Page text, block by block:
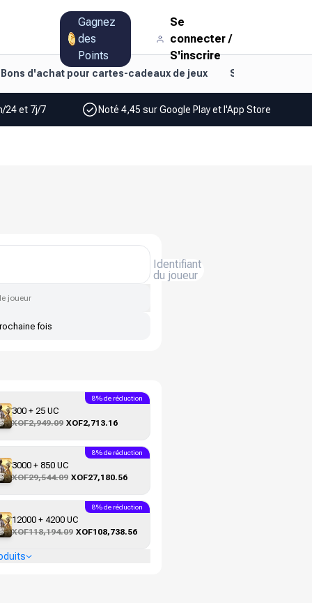
Gagnez
des
Points
Se
connecter/
S'inscrire
Bons d'achat pour cartes-cadeaux de jeux Style de vie et
24 et 7j/7 Noté 4,45 sur Google Play et l'App Store
Identifiant
du joueur
joueur
fois
300 + 25 UC
XOF2,949.09 XOF2,713.16
8% de réduction
3000 + 850 UC
XOF29,544.09 XOF27,180.56
8% de réduction
12000 + 4200 UC
XOF118,194.09 XOF108,738.56
8% de réduction